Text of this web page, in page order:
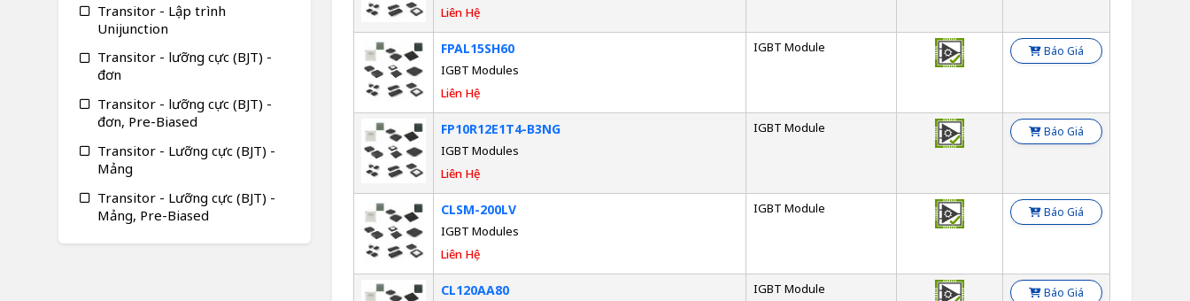
Liên Hệ
FPAL15SH60
IGBT Modules
Liên Hệ
IGBT Module Báo Giá
FP10R12E1T4-B3NG
IGBT Modules
Liên Hệ
IGBT Module Báo Giá
CLSM-200LV
IGBT Modules
Liên Hệ
IGBT Module Báo Giá
CL120AA80 IGBT Module Báo Giá
Transitor - Lập trình
Unijunction
Transitor - lưỡng cực (BJT) -
đơn
Transitor - lưỡng cực (BJT) -
đơn, Pre-Biased
Transitor - Lưỡng cực (BJT) -
Mảng
Transitor - Lưỡng cực (BJT) -
Mảng, Pre-Biased